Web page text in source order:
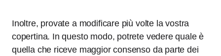
Inoltre, provate a modificare più volte la vostra
copertina. In questo modo, potrete vedere quale è
quella che riceve maggior consenso da parte dei